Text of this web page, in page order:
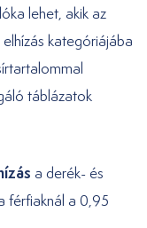
lehet, akik az
kategóriájába
táblázatok
a derék- és
férfiaknál a 0,95